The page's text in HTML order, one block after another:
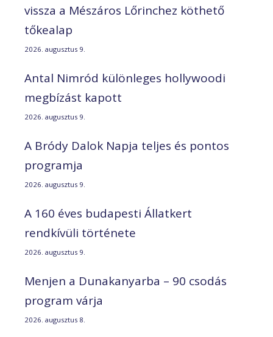
vissza a Mészáros Lőrinchez köthető
tőkealap
2026. augusztus 9.
Antal Nimród különleges hollywoodi
megbízást kapott
2026. augusztus 9.
A Bródy Dalok Napja teljes és pontos
programja
2026. augusztus 9.
A 160 éves budapesti Állatkert
rendkívüli története
2026. augusztus 9.
Menjen a Dunakanyarba – 90 csodás
program várja
2026. augusztus 8.